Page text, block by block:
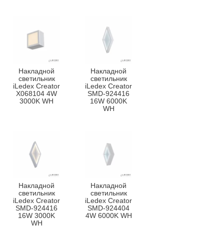
Накладной
светильник
iLedex Creator
X068104 4W
3000K WH
Накладной
светильник
iLedex Creator
SMD-924416
16W 6000K
WH
Накладной
светильник
iLedex Creator
SMD-924416
16W 3000K
WH
Накладной
светильник
iLedex Creator
SMD-924404
4W 6000K WH